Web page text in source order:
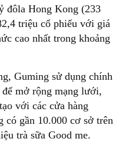
đôla Hong Kong (233
triệu cổ phiếu với giá
cao nhất trong khoảng
Guming sử dụng chính
mở rộng mạng lưới,
với các cửa hàng
có gần 10.000 cơ sở trên
trà sữa Good me.